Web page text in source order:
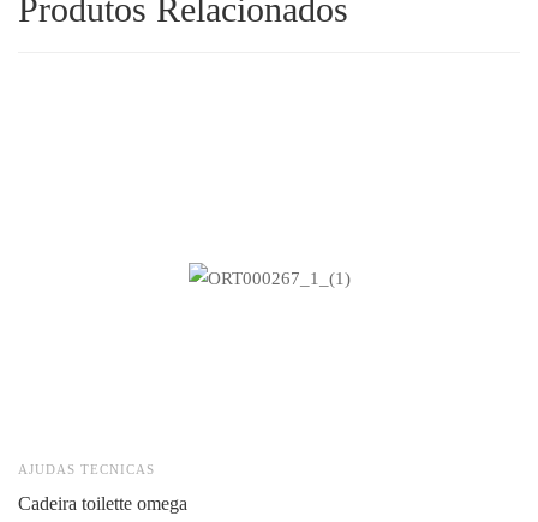
Produtos Relacionados
AJUDAS TECNICAS
cadeira toilette omega